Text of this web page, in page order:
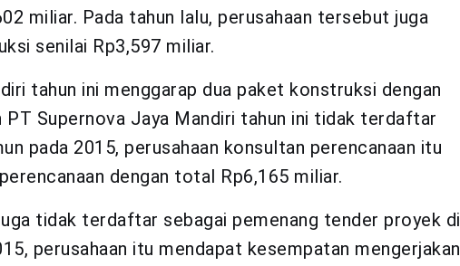
miliar. Pada tahun lalu, perusahaan tersebut juga
senilai Rp3,597 miliar.
tahun ini menggarap dua paket konstruksi dengan
PT Supernova Jaya Mandiri tahun ini tidak terdaftar
pada 2015, perusahaan konsultan perencanaan itu
dengan total Rp6,165 miliar.
tidak terdaftar sebagai pemenang tender proyek di
perusahaan itu mendapat kesempatan mengerjakan